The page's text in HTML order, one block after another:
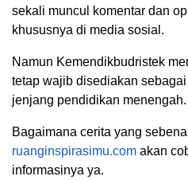
sekali muncul komentar dan
khususnya di media sosial.
Namun Kemendikbudristek
tetap wajib disediakan sebagai
jenjang pendidikan menengah.
Bagaimana cerita yang
ruanginspirasimu.com akan
informasinya ya.